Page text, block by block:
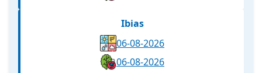
Ibias
06-08-2026
06-08-2026